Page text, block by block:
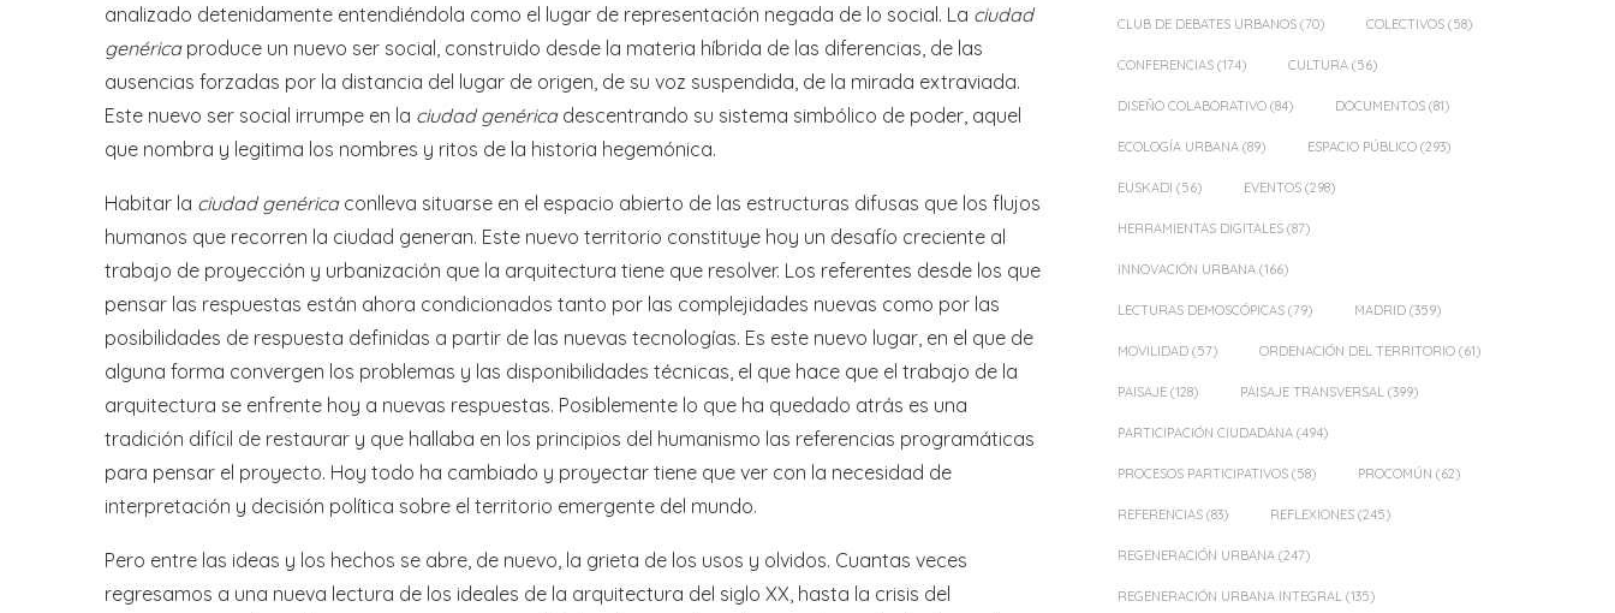
analizado detenidamente entendiéndola como el lugar de representación negada de lo social. La ciudad
genéricaproduce un nuevo ser social, construido desde la materia híbrida de las diferencias, de las
ausencias forzadas por la distancia del lugar de origen, de su voz suspendida, de la mirada extraviada.
Este nuevo ser social irrumpe en la ciudad genéricadescentrando su sistema simbólico de poder, aquel
que nombra y legitima los nombres y ritos de la historia hegemónica.
Habitar la ciudad genéricaconlleva situarse en el espacio abierto de las estructuras difusas que los flujos
humanos que recorren la ciudad generan. Este nuevo territorio constituye hoy un desafío creciente al
trabajo de proyección y urbanización que la arquitectura tiene que resolver. Los referentes desde los que
pensar las respuestas están ahora condicionados tanto por las complejidades nuevas como por las
posibilidades de respuesta definidas a partir de las nuevas tecnologías. Es este nuevo lugar, en el que de
alguna forma convergen los problemas y las disponibilidades técnicas, el que hace que el trabajo de la
arquitectura se enfrente hoy a nuevas respuestas. Posiblemente lo que ha quedado atrás es una
tradición difícil de restaurar y que hallaba en los principios del humanismo las referencias programáticas
para pensar el proyecto. Hoy todo ha cambiado y proyectar tiene que ver con la necesidad de
interpretación y decisión política sobre el territorio emergente del mundo.
Pero entre las ideas y los hechos se abre, de nuevo, la grieta de los usos y olvidos. Cuantas veces
regresamos a una nueva lectura de los ideales de la arquitectura del siglo XX, hasta la crisis del
CLUB DE DEBATES URBANOS (70) COLECTIVOS (58)
CONFERENCIAS (174) CULTURA (56)
DISEÑO COLABORATIVO (84) DOCUMENTOS (81)
ECOLOGÍA URBANA (89) ESPACIO PÚBLICO (293)
EUSKADI (56) EVENTOS (298)
HERRAMIENTAS DIGITALES (87)
INNOVACIÓN URBANA (166)
LECTURAS DEMOSCÓPICAS (79) MADRID (359)
MOVILIDAD (57) ORDENACIÓN DEL TERRITORIO (61)
PAISAJE (128) PAISAJE TRANSVERSAL (399)
PARTICIPACIÓN CIUDADANA (494)
PROCESOS PARTICIPATIVOS (58) PROCOMÚN (62)
REFERENCIAS (83) REFLEXIONES (245)
REGENERACIÓN URBANA (247)
REGENERACIÓN URBANA INTEGRAL (135)